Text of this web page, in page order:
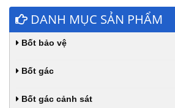
DANH MỤC SẢN PHẨM
Bốt bảo vệ
Bốt gác
Bốt gác cảnh sát